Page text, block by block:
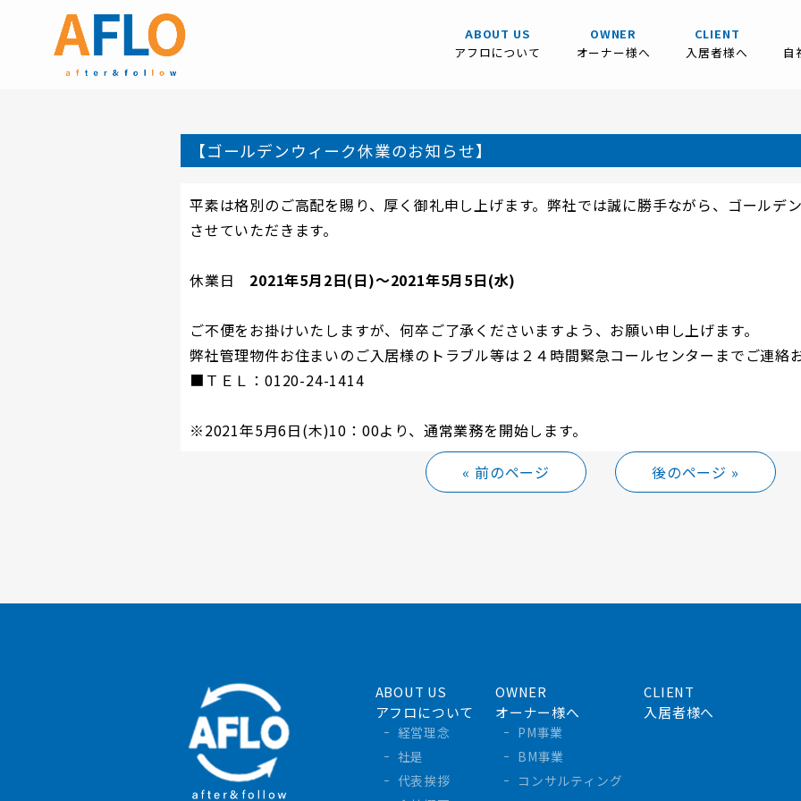
ABOUT US
アフロについて
OWNER
オーナー様へ
CLIENT
入居者様へ
自
【ゴールデンウィーク休業のお知らせ】
平素は格別のご高配を賜り、厚く御礼申し上げます。弊社では誠に勝手ながら、ゴールデ
させていただきます。
休業日 2021年5月2日(日)～2021年5月5日(水)
ご不便をお掛けいたしますが、何卒ご了承くださいますよう、お願い申し上げます。
弊社管理物件お住まいのご入居様のトラブル等は２４時間緊急コールセンターまでご連絡
■ＴＥＬ：0120-24-1414
※2021年5月6日(木)10：00より、通常業務を開始します。
« 前のページ
後のページ »
ABOUT US
アフロについて
経営理念
社是
代表挨拶
OWNER
オーナー様へ
PM事業
BM事業
コンサルティング
CLIENT
入居者様へ